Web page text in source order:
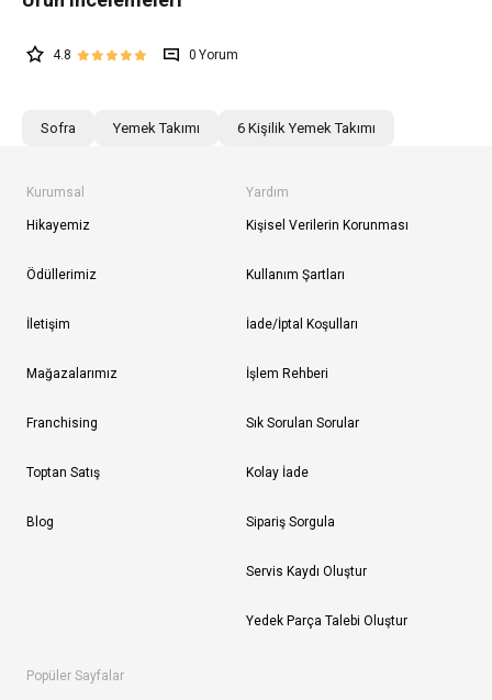
4.8 0
Sofra Yemek Takımı 6 Kişilik Yemek Takımı
Kurumsal
Hikayemiz
Ödüllerimiz
İletişim
Mağazalarımız
Franchising
Toptan Satış
Blog
Yardım
Kişisel Verilerin Korunması
Kullanım Şartları
İade/İptal Koşulları
İşlem Rehberi
Sık Sorulan Sorular
Kolay İade
Sipariş Sorgula
Servis Kaydı Oluştur
Yedek Parça Talebi Oluştur
Popüler Sayfalar